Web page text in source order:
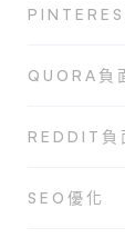
QUORA負
REDDIT負
SEO優化